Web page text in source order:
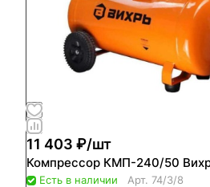
11 403 ₽/шт
Компрессор КМП-240/50
Есть в наличии Арт. 74/3/8